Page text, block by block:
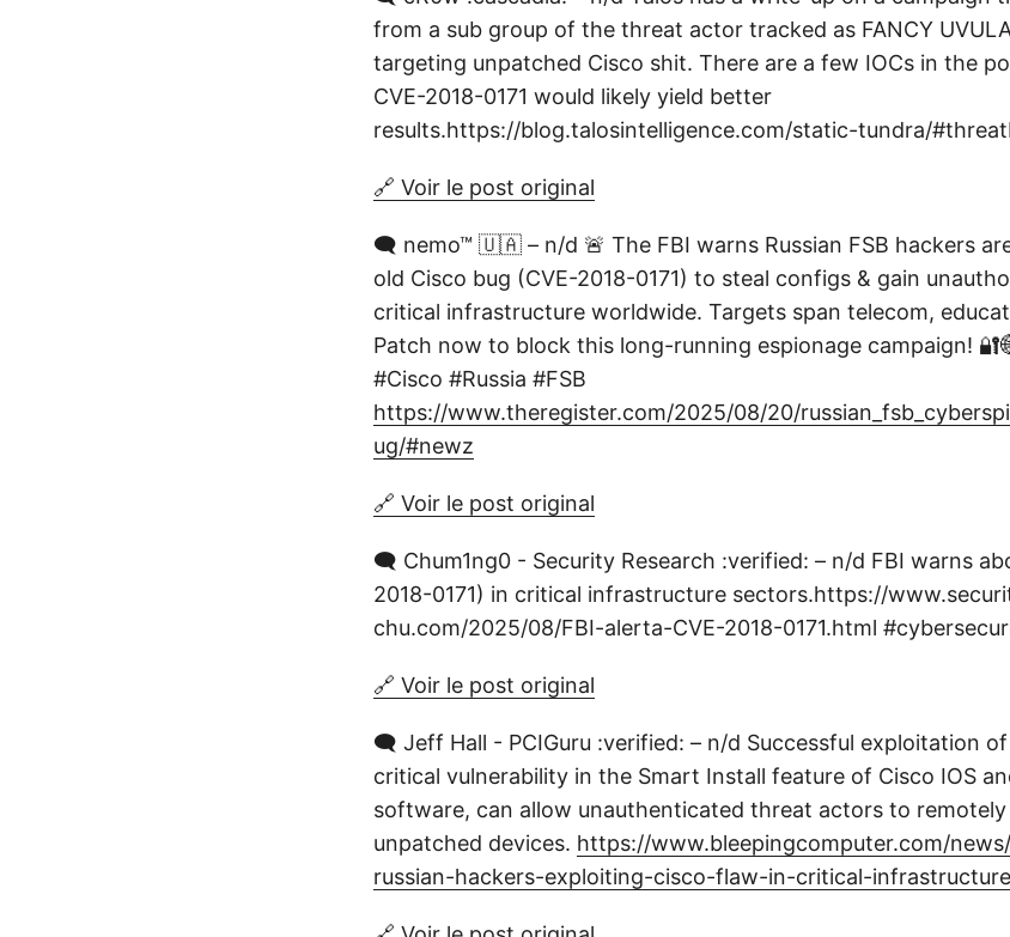
from a sub group of the threat actor tracked as FANCY UVULA
targeting unpatched Cisco shit. There are a few IOCs in the
CVE-2018-0171 would likely yield better
results.https://blog.talosintelligence.com/static-tundra/
🔗 Voir le post original
🗨️ nemo™ 🇺🇦 – n/d 🚨 The FBI warns Russian FSB hackers
old Cisco bug (CVE-2018-0171) to steal configs & gain
critical infrastructure worldwide. Targets span telecom,
Patch now to block this long-running espionage campaign!
#Cisco #Russia #FSB
https://www.theregister.com/2025/08/20/
ug/#newz
🔗 Voir le post original
🗨️ Chum1ng0 - Security Research :verified: – n/d FBI warns
2018-0171) in critical infrastructure sectors.https://
chu.com/2025/08/FBI-alerta-CVE-2018-0171.html
🔗 Voir le post original
🗨️ Jeff Hall - PCIGuru :verified: – n/d Successful exploitation of
critical vulnerability in the Smart Install feature of Cisco IOS
software, can allow unauthenticated threat actors to
unpatched devices. https://www.bleepingcomputer.com/
russian-hackers-exploiting-cisco-flaw-in-critical-